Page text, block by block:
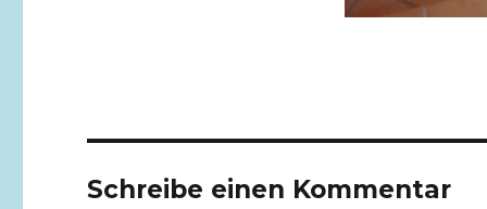
Schreibe einen Kommentar